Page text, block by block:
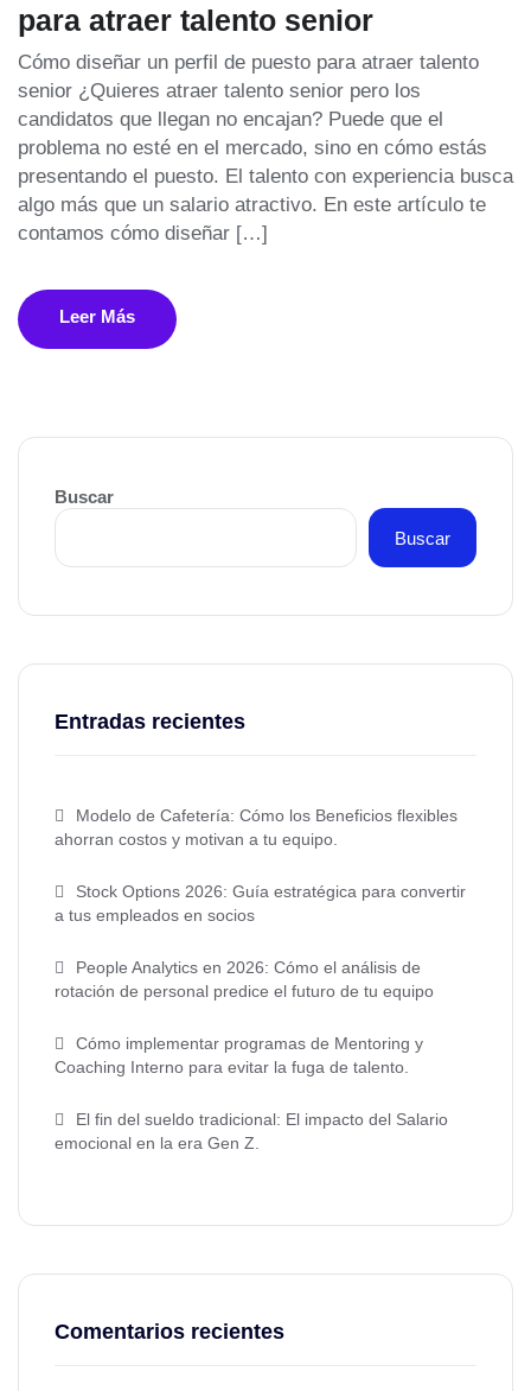
para atraer talento senior
Cómo diseñar un perfil de puesto para atraer talento
senior ¿Quieres atraer talento senior pero los
candidatos que llegan no encajan? Puede que el
problema no esté en el mercado, sino en cómo estás
presentando el puesto. El talento con experiencia busca
algo más que un salario atractivo. En este artículo te
contamos cómo diseñar […]
Leer Más
Buscar
Buscar
Entradas recientes
Modelo de Cafetería: Cómo los Beneficios flexibles
ahorran costos y motivan a tu equipo.
Stock Options 2026: Guía estratégica para convertir
a tus empleados en socios
People Analytics en 2026: Cómo el análisis de
rotación de personal predice el futuro de tu equipo
Cómo implementar programas de Mentoring y
Coaching Interno para evitar la fuga de talento.
El fin del sueldo tradicional: El impacto del Salario
emocional en la era Gen Z.
Comentarios recientes